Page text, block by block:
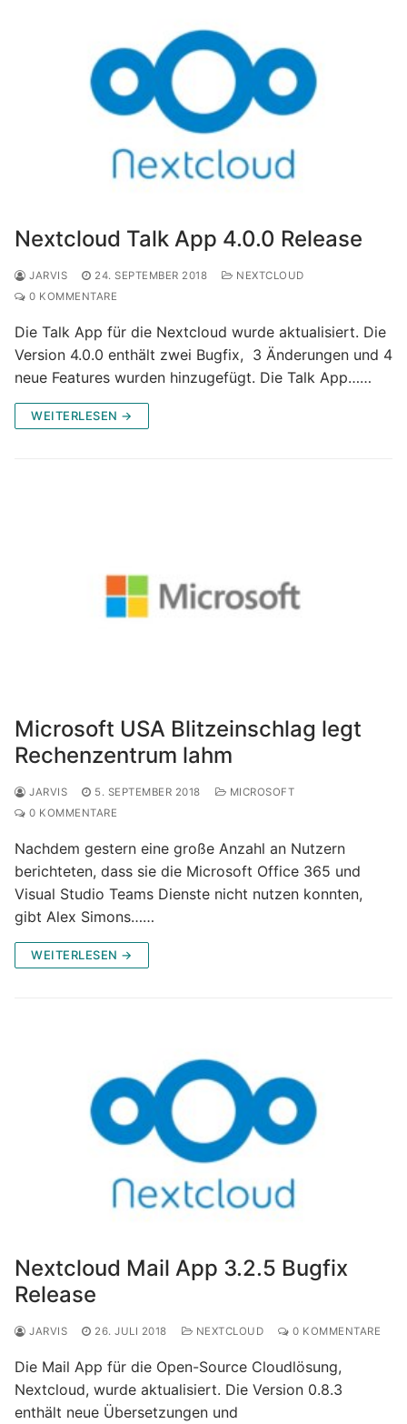
Nextcloud Talk App 4.0.0 Release
JARVIS 24. SEPTEMBER 2018
NEXTCLOUD
0 KOMMENTARE
Die Talk App für die Nextcloud wurde aktualisiert. Die
Version 4.0.0 enthält zwei Bugfix, 3 Änderungen und 4
neue Features wurden hinzugefügt. Die Talk App……
WEITERLESEN →
Microsoft USA Blitzeinschlag legt
Rechenzentrum lahm
JARVIS 5. SEPTEMBER 2018
MICROSOFT
0 KOMMENTARE
Nachdem gestern eine große Anzahl an Nutzern
berichteten, dass sie die Microsoft Office 365 und
Visual Studio Teams Dienste nicht nutzen konnten,
gibt Alex Simons……
WEITERLESEN →
Nextcloud Mail App 3.2.5 Bugfix
Release
JARVIS 26. JULI 2018 NEXTCLOUD 0 KOMMENTARE
Die Mail App für die Open-Source Cloudlösung,
Nextcloud, wurde aktualisiert. Die Version 0.8.3
enthält neue Übersetzungen und